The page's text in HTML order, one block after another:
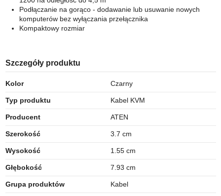
Podłączanie na gorąco - dodawanie lub usuwanie nowych
komputerów bez wyłączania przełącznika
Kompaktowy rozmiar
Szczegóły produktu
Kolor Czarny
Typ produktu Kabel KVM
Producent ATEN
Szerokość 3.7 cm
Wysokość 1.55 cm
Głębokość 7.93 cm
Grupa produktów Kabel